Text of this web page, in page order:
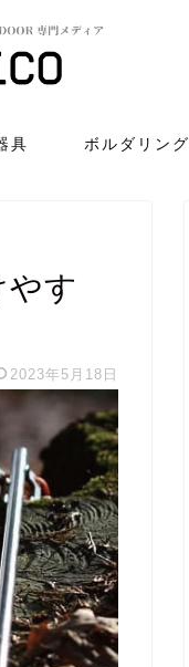
具 ボルダリング
す
2023年5月18日